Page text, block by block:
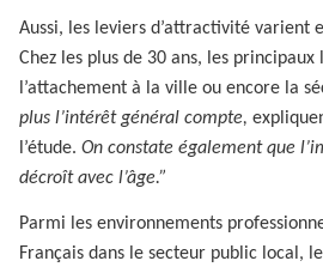
Aussi, les leviers d’attractivité varient
Chez les plus de 30 ans, les
l’attachement à la ville ou encore la
plus l’intérêt général compte,
l’étude. On constate également que
décroît avec l’âge.”
Parmi les environnements
Français dans le secteur public local,